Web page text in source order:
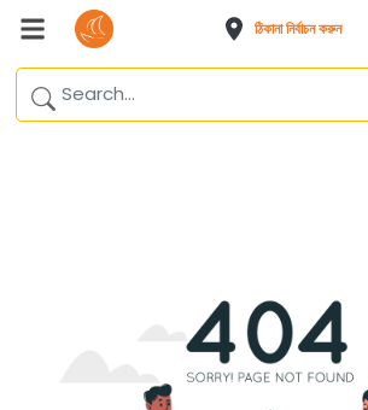
ঠিকানা নির্বাচন করুন